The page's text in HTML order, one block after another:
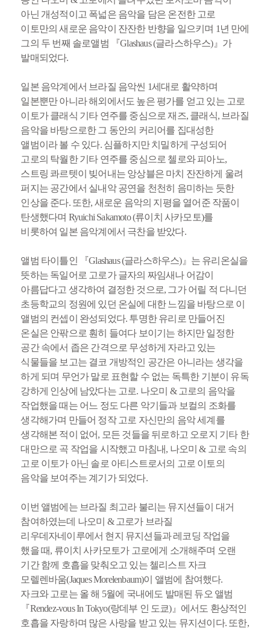
아닌 개성적이고 폭넓은 음악을 담은 온전한 고로
이토만의 새로운 음악이 잔잔한 반향을 일으키며 1년 만에
그의 두 번째 솔로앨범 『Glashaus (글라스하우스)』가
발매되었다.
일본 음악계에서 브라질 음악씬 1세대로 활약하며
일본뿐만 아니라 해외에서도 높은 평가를 얻고 있는 고로
이토가 클래식 기타 연주를 중심으로 재즈, 클래식, 브라질
음악을 바탕으로한 그 동안의 커리어를 집대성한
앨범이라 볼 수 있다. 심플하지만 치밀하게 구성되어
고로의 탁월한 기타 연주를 중심으로 첼로와 피아노,
스트링 콰르텟이 빚어내는 앙상블은 마치 잔잔하게 울려
퍼지는 공간에서 실내악 공연을 천천히 음미하는 듯한
인상을 준다. 또한, 새로운 음악의 지평을 열어준 작품이
탄생했다며 Ryuichi Sakamoto (류이치 사카모토)를
비롯하여 일본 음악계에서 극찬을 받았다.
앨범 타이틀인 『Glashaus (글라스하우스)』는 유리온실을
뜻하는 독일어로 고로가 글자의 짜임새나 어감이
아름답다고 생각하여 결정한 것으로, 그가 어릴 적 다니던
초등학교의 정원에 있던 온실에 대한 느낌을 바탕으로 이
앨범의 컨셉이 완성되었다. 투명한 유리로 만들어진
온실은 안팎으로 훤히 들여다 보이기는 하지만 일정한
공간 속에서 좁은 간격으로 무성하게 자라고 있는
식물들을 보고는 결코 개방적인 공간은 아니라는 생각을
하게 되며 무언가 말로 표현할 수 없는 독특한 기분이 유독
강하게 인상에 남았다는 고로. 나오미 & 고로의 음악을
작업했을 때는 어느 정도 다른 악기들과 보컬의 조화를
생각해가며 만들어 정작 고로 자신만의 음악 세계를
생각해본 적이 없어, 모든 것들을 뒤로하고 오로지 기타 한
대만으로 곡 작업을 시작했고 마침내, 나오미 & 고로 속의
고로 이토가 아닌 솔로 아티스트로서의 고로 이토의
음악을 보여주는 계기가 되었다.
이번 앨범에는 브라질 최고라 불리는 뮤지션들이 대거
참여하였는데 나오미 & 고로가 브라질
리우데자네이루에서 현지 뮤지션들과 레코딩 작업을
했을 때, 류이치 사카모토가 고로에게 소개해주며 오랜
기간 함께 호흡을 맞춰오고 있는 첼리스트 자크
모렐렌바움(Jaques Morelenbaum)이 앨범에 참여했다.
자크와 고로는 올 해 5월에 국내에도 발매된 듀오 앨범
『Rendez-vous In Tokyo(랑데부 인 도쿄)』에서도 환상적인
호흡을 자랑하며 많은 사랑을 받고 있는 뮤지션이다. 또한,